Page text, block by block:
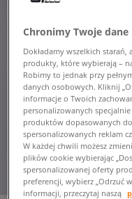
Chronimy Twoje dane
Dokładamy wszelkich
produkty, które wybierają –
Robimy to jednak przy
danych osobowych. Kliknij
informacje o Twoich
personalizowanych
produktów dopasowanych
spersonalizowanych reklam
W każdej chwili możesz
plików cookie wybierając
spersonalizowanej oferty
preferencji, wybierz „Odrzuć
informacji, przeczytaj naszą